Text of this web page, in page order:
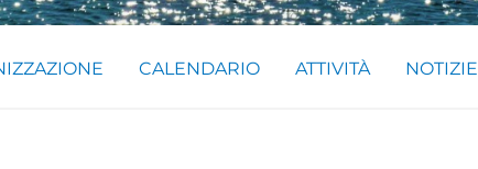
CALENDARIO ATTIVITÀ NOTIZIE